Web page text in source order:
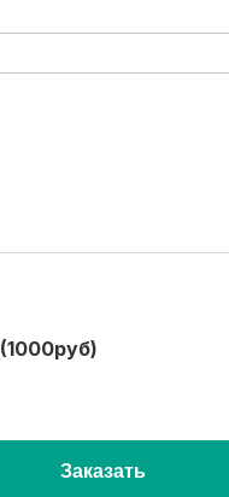
(1000руб)
Заказать